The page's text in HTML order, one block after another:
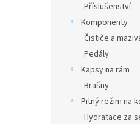
Příslušenství
Komponenty
Čističe a
Pedály
Kapsy na rám
Brašny
Pitný režim na
Hydratace za